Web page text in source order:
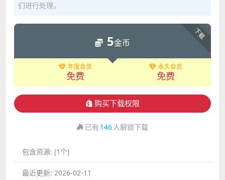
们进行处理。
下载
5金币
年度会员
免费
永久会员
免费
购买下载权限
已有 146 人解锁下载
包含资源: (1个)
最近更新: 2026-02-11